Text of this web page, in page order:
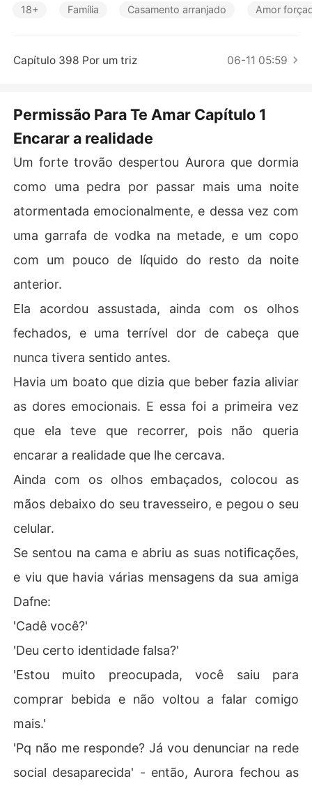
u muitas famílias ameaçando, chantageando e manipul
m um beco sem saída persuadindo ela para trabalhar e
m seu bordel principal.
Mas tudo vai mudar radicalmente quando Leon Ferri, u
m empresário poderoso que lutou muito com suor e seu
lo que viveu na sua cidade natal. Ele só estava esperan
do o momento certo.
Tem tudo arquitetado desde quando sofreu todo o abu
so na sua infância e adolescência pelo pai de Aurora.
Leon irá pegar tudo que Hanzel tem e mais um pouco. Ir
á vingar todos aqueles momentos, e a sua família.
Tudo irá mudar na vida de Aurora depois da proposta a
udaciosa de Leon Ferri para Hanzel.
Aurora vai pagar pelos crimes e pecados que seu pai co
18+ Família Casamento arranjado Amor
Capítulo 398 Por um triz 06-11 05:59
Permissão Para Te Amar Capítulo 1
Encarar a realidade
Um forte trovão despertou Aurora que dormia
como uma pedra por passar mais uma noite
atormentada emocionalmente, e dessa vez com
uma garrafa de vodka na metade, e um copo
com um pouco de líquido do resto da noite
anterior.
Ela acordou assustada, ainda com os olhos
fechados, e uma terrível dor de cabeça que
nunca tivera sentido antes.
Havia um boato que dizia que beber fazia aliviar
as dores emocionais. E essa foi a primeira vez
que ela teve que recorrer, pois não queria
encarar a realidade que lhe cercava.
Ainda com os olhos embaçados, colocou as
mãos debaixo do seu travesseiro, e pegou o seu
celular.
Se sentou na cama e abriu as suas notificações,
e viu que havia várias mensagens da sua amiga
Dafne:
'Cadê você?'
'Deu certo identidade falsa?'
'Estou muito preocupada, você saiu para
comprar bebida e não voltou a falar comigo
mais.'
'Pq não me responde? Já vou denunciar na rede
social desaparecida' - então, Aurora fechou as